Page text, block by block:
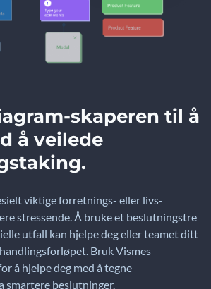
skaperen til å
å veilede
viktige forretnings- eller livs-
stressende. Å bruke et beslutningstre
utfall kan hjelpe deg eller teamet ditt
Bruk Vismes
å hjelpe deg med å tegne
smartere beslutninger.